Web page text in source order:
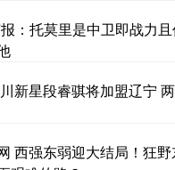
：托莫里是中卫即战力
新星段睿骐将加盟辽宁
西强东弱迎大结局！狂